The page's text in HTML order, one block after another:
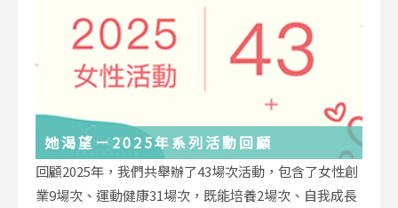
她渴望－2025年系列活動回顧
回顧2025年，我們共舉辦了43場次活動，包含了女性創
業9場次、運動健康31場次，既能培養2場次、自我成長